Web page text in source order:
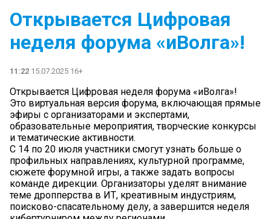
Открывается Цифровая
неделя форума «иВолга»!
11:22 15.07.2025 16+
Открывается Цифровая неделя форума «иВолга»!
Это виртуальная версия форума, включающая прямые
эфиры с организаторами и экспертами,
образовательные мероприятия, творческие конкурсы
и тематические активности.
С 14 по 20 июля участники смогут узнать больше о
профильных направлениях, культурной программе,
сюжете форумной игры, а также задать вопросы
команде дирекции. Организаторы уделят внимание
теме дропперства в ИТ, креативным индустриям,
поисково-спасательному делу, а завершится неделя